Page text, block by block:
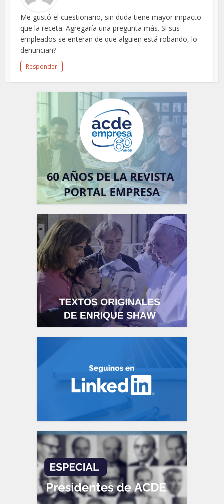
Me gustó el cuestionario, sin duda tiene mayor impacto
que la receta. Agregaría una pregunta más. Si sus
empleados se enteran de que alguien está robando, lo
denuncian?
Responder